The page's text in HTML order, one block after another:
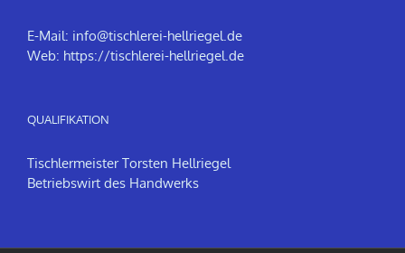
E-Mail: info@tischlerei-hellriegel.de
Web: https://tischlerei-hellriegel.de
QUALIFIKATION
Tischlermeister Torsten Hellriegel
Betriebswirt des Handwerks